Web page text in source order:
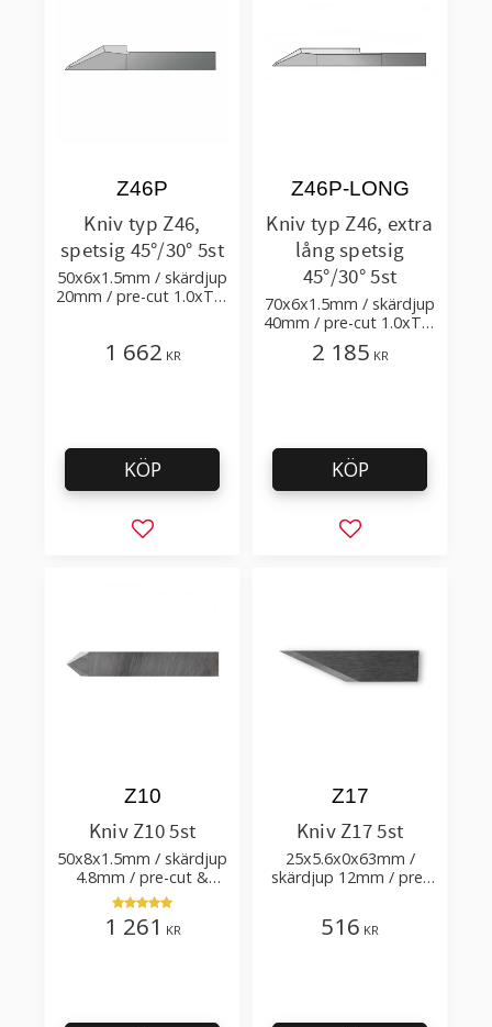
Kniv typ Z46,
spetsig 45°/30° 5st
50x6x1.5mm / skärdjup
20mm / pre-cut 1.0xTm
Z46P
1 662 KR
Lägg till i favoriter
KÖP
Kniv typ Z46, extra
lång spetsig
45°/30° 5st
70x6x1.5mm / skärdjup
40mm / pre-cut 1.0xTm
/ skärvinkel 45° 30°
Z46P-LONG
2 185 KR
Lägg till i
KÖP
Kniv Z10 5st
50x8x1.5mm / skärdjup
4.8mm / pre-cut &
post-cut 0.84xTm /
skärvinkel 50°
Z10
1 261 KR
Kniv Z17 5st
25x5.6x0x63mm /
skärdjup 12mm / pre-
Z17
516 KR